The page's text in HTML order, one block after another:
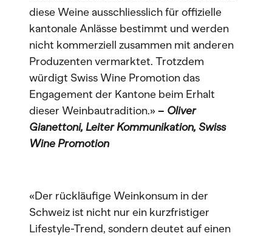
diese Weine ausschliesslich für offizielle
kantonale Anlässe bestimmt und werden
nicht kommerziell zusammen mit anderen
Produzenten vermarktet. Trotzdem
würdigt Swiss Wine Promotion das
Engagement der Kantone beim Erhalt
dieser Weinbautradition.» – Oliver
Gianettoni, Leiter Kommunikation, Swiss
Wine Promotion
«Der rückläufige Weinkonsum in der
Schweiz ist nicht nur ein kurzfristiger
Lifestyle-Trend, sondern deutet auf einen